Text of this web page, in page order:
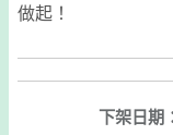
做起！
下架日期